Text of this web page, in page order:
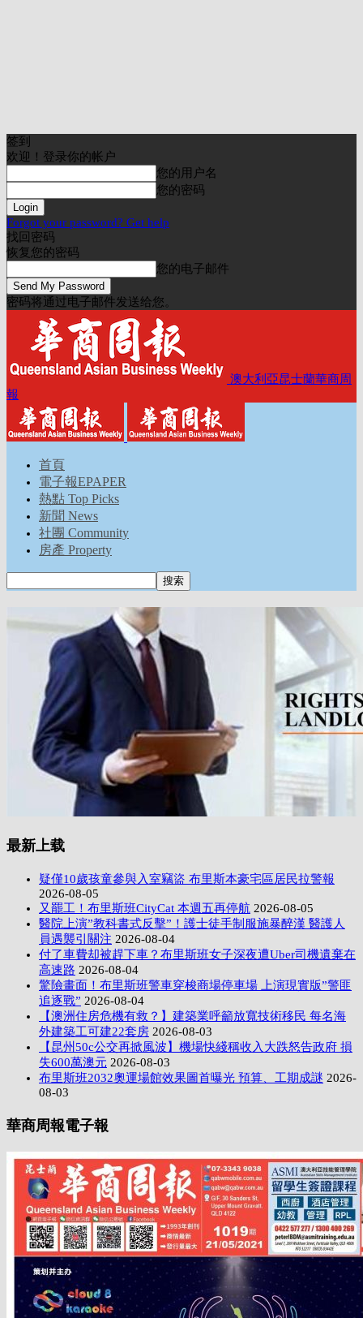
签到
欢迎！登录你的帐户
您的用户名
您的密码
Forgot your password? Get help
找回密码
恢复您的密码
您的电子邮件
密码将通过电子邮件发送给您。
澳大利亞昆士蘭華商周
報
首頁
電子報EPAPER
熱點 Top Picks
新聞 News
社團 Community
房產 Property
最新上载
疑僅10歲孩童參與入室竊盜 布里斯本豪宅區居民拉警報
2026-08-05
又罷工！布里斯班CityCat 本週五再停航 2026-08-05
醫院上演”教科書式反擊”！護士徒手制服施暴醉漢 醫護人
員遇襲引關注 2026-08-04
付了車費却被趕下車？布里斯班女子深夜遭Uber司機遺棄在
高速路 2026-08-04
驚險畫面！布里斯班警車穿梭商場停車場 上演現實版”警匪
追逐戰” 2026-08-04
【澳洲住房危機有救？】建築業呼籲放寬技術移民 每名海
外建築工可建22套房 2026-08-03
【昆州50c公交再掀風波】機場快綫稱收入大跌怒告政府 損
失600萬澳元 2026-08-03
布里斯班2032奧運場館效果圖首曝光 預算、工期成謎 2026-
08-03
華商周報電子報